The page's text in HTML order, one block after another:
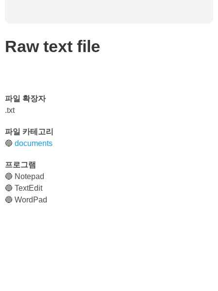
Raw text file
파일 확장자
.txt
파일 카테고리
🔵 documents
프로그램
🔵 Notepad
🔵 TextEdit
🔵 WordPad